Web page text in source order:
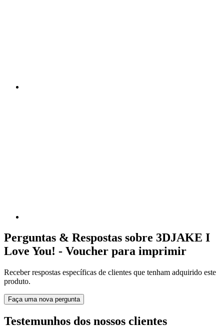
Perguntas & Respostas sobre 3DJAKE I
Love You! - Voucher para imprimir
Receber respostas específicas de clientes que tenham adquirido este
produto.
Faça uma nova pergunta
Testemunhos dos nossos clientes